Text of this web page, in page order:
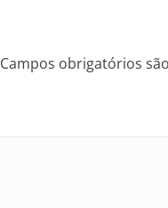
Campos obrigatórios